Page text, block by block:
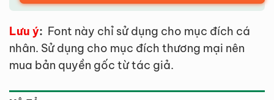
Lưu ý: Font này chỉ sử dụng cho mục đích cá
nhân. Sử dụng cho mục đích thương mại nên
mua bản quyền gốc từ tác giả.